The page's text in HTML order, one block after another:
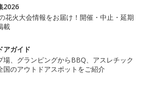
2026
花火大会情報をお届け！開催・中止・延期
載
アガイド
場、グランピングからBBQ、アスレチック
国のアウトドアスポットをご紹介